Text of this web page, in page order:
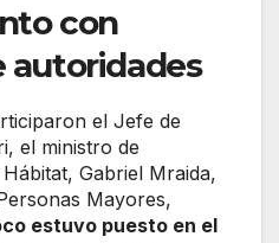
con
autoridades
el Jefe de
el ministro de
Gabriel Mraida,
Mayores,
estuvo puesto en el